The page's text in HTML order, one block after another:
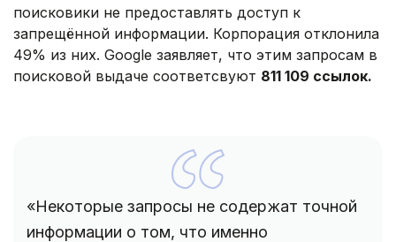
поисковики не предоставлять доступ к
запрещённой информации. Корпорация отклонила
49% из них. Google заявляет, что этим запросам в
поисковой выдаче соответсвуют 811 109 ссылок.
«Некоторые запросы не содержат точной
информации о том, что именно